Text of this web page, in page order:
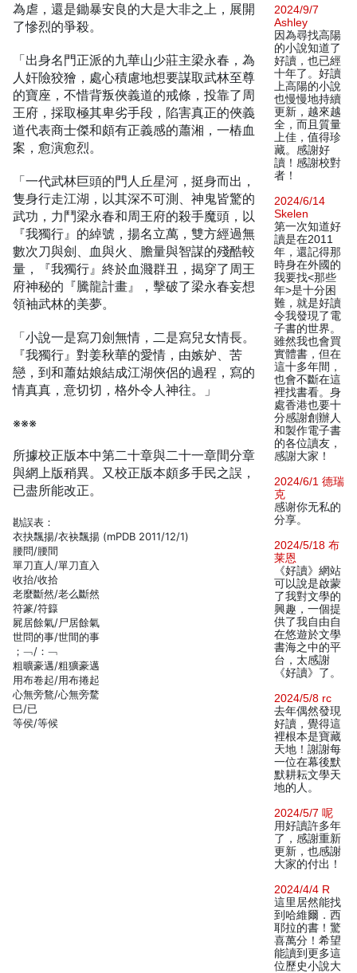
為虐，還是鋤暴安良的大是大非之上，展開
了慘烈的爭殺。
「出身名門正派的九華山少莊主梁永春，為
人奸險狡獪，處心積慮地想要謀取武林至尊
的寶座，不惜背叛俠義道的戒條，投靠了周
王府，採取極其卑劣手段，陷害真正的俠義
道代表商士傑和頗有正義感的蕭湘，一樁血
案，愈演愈烈。
「一代武林巨頭的門人丘星河，挺身而出，
隻身行走江湖，以其深不可測、神鬼皆驚的
武功，力鬥梁永春和周王府的殺手魔頭，以
『我獨行』的綽號，揚名立萬，雙方經過無
數次刀與劍、血與火、膽量與智謀的殘酷較
量，『我獨行』終於血濺群丑，揭穿了周王
府神秘的『騰龍計畫』，擊破了梁永春妄想
領袖武林的美夢。
「小說一是寫刀劍無情，二是寫兒女情長。
『我獨行』對姜秋華的愛情，由嫉妒、苦
戀，到和蕭姑娘結成江湖俠侶的過程，寫的
情真真，意切切，格外令人神往。」
※※※
所據校正版本中第二十章與二十一章間分章
與網上版稍異。又校正版本頗多手民之誤，
已盡所能改正。
勘誤表：
衣抉飄揚/衣袂飄揚 (mPDB 2011/12/1)
腰問/腰間
單刀直人/單刀直入
收抬/收拾
老麼斷然/老么斷然
符篆/符籙
屍居餘氣/尸居餘氣
世問的事/世間的事
；﹁/：﹁
粗曠豪邁/粗獷豪邁
用布卷起/用布捲起
心無旁鶩/心無旁騖
巳/已
等侯/等候
2024/9/7
Ashley
因為尋找高陽
的小說知道了
好讀，也已經
十年了。好讀
上高陽的小說
也慢慢地持續
更新，越來越
全，而且質量
上佳，值得珍
藏。感謝好
讀！感謝校對
者！
2024/6/14
Skelen
第一次知道好
讀是在2011
年，還記得那
時身在外國的
我要找<那些
年>是十分困
難，就是好讀
令我發現了電
子書的世界。
雖然我也會買
實體書，但在
這十多年間，
也會不斷在這
裡找書看。身
處香港也要十
分感謝創辦人
和製作電子書
的各位讀友，
感謝大家！
2024/6/1 德瑞
克
感谢你无私的
分享。
2024/5/18 布
莱恩
《好讀》網站
可以說是啟蒙
了我對文學的
興趣，一個提
供了我自由自
在悠遊於文學
書海之中的平
台，太感謝
《好讀》了。
2024/5/8 rc
去年偶然發現
好讀，覺得這
裡根本是寶藏
天地！謝謝每
一位在幕後默
默耕耘文學天
地的人。
2024/5/7 呢
用好讀許多年
了，感謝重新
更新，也感謝
大家的付出！
2024/4/4 R
這里居然能找
到哈維爾．西
耶拉的書！驚
喜萬分！希望
能讀到更多這
位歷史小說大